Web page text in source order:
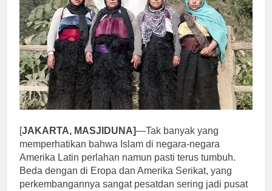
[JAKARTA, MASJIDUNA]—Tak banyak yang
memperhatikan bahwa Islam di negara-negara
Amerika Latin perlahan namun pasti terus tumbuh.
Beda dengan di Eropa dan Amerika Serikat, yang
perkembangannya sangat pesatdan sering jadi pusat